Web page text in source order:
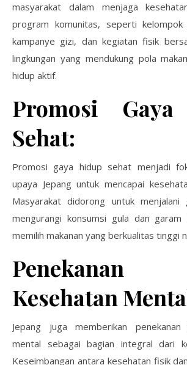
masyarakat dalam menjaga
program komunitas, seperti kelompok
kampanye gizi, dan kegiatan fisik
lingkungan yang mendukung pola
hidup aktif.
Promosi
Sehat:
Promosi gaya hidup sehat menjadi
upaya Jepang untuk mencapai
Masyarakat didorong untuk
mengurangi konsumsi gula dan
memilih makanan yang berkualitas tinggi
Penekanan
Kesehatan
Jepang juga memberikan
mental sebagai bagian integral dari
Keseimbangan antara kesehatan fisik